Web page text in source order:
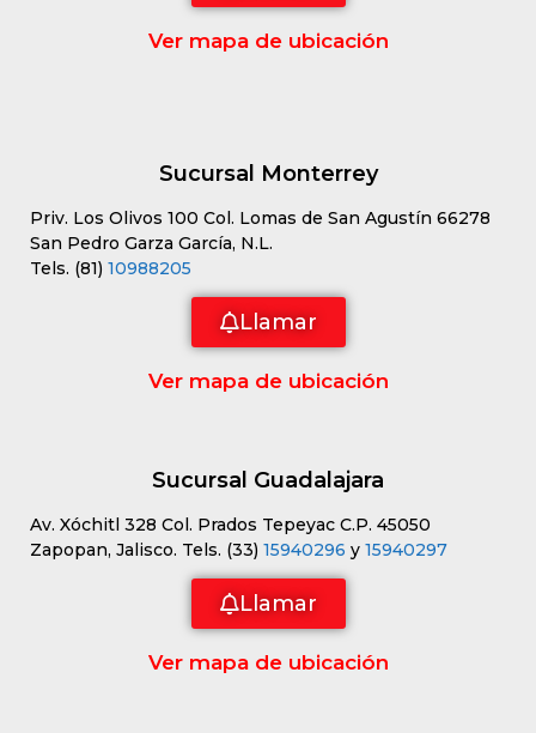
Ver mapa de ubicación
Sucursal Monterrey
Priv. Los Olivos 100 Col. Lomas de San Agustín 66278
San Pedro Garza García, N.L.
Tels. (81) 10988205
Llamar
Ver mapa de ubicación
Sucursal Guadalajara
Av. Xóchitl 328 Col. Prados Tepeyac C.P. 45050
Zapopan, Jalisco. Tels. (33) 15940296 y 15940297
Llamar
Ver mapa de ubicación